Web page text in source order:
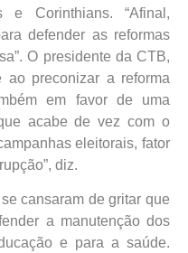
e Corinthians. “Afinal,
defender as reformas
O presidente da CTB,
ao preconizar a reforma
em favor de uma
acabe de vez com o
eleitorais, fator
diz.
cansaram de gritar que
a manutenção dos
e para a saúde.